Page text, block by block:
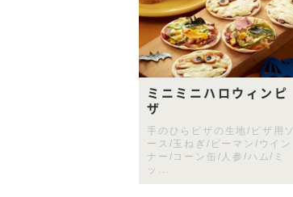
ミニミニハロウィンピ
ザ
手のひらピザの生地/ピザ用ソ
ース/玉ねぎ/ピーマン/ウイン
ナー/コーン缶/人参/ハム/ミ
ッ...